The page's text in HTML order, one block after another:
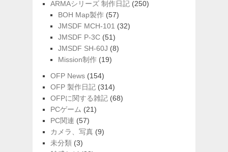
ARMAシリーズ 制作日記 (250)
BOH Map製作 (57)
JMSDF MCH-101 (32)
JMSDF P-3C (51)
JMSDF SH-60J (8)
Mission制作 (19)
OFP News (154)
OFP 製作日記 (314)
OFPに関する雑記 (68)
PCゲーム (21)
PC関連 (57)
カメラ、写真 (9)
未分類 (3)